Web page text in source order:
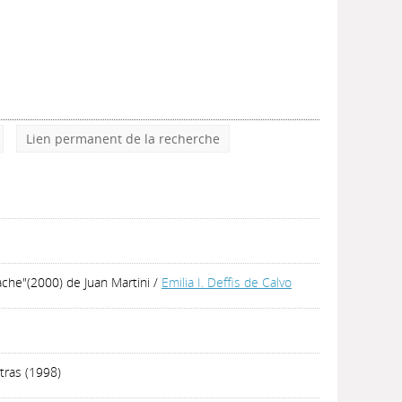
Lien permanent de la recherche
de Juan Martini / Emilia I. Deffis de Calvo
(1998)